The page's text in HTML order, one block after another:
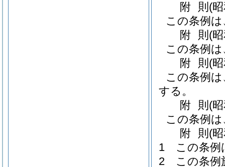
附 則 (
この条例
附 則 (
この条例
附 則 (
この条例
する。
附 則 (
この条例
附 則 (
1
この条例
2
この条例